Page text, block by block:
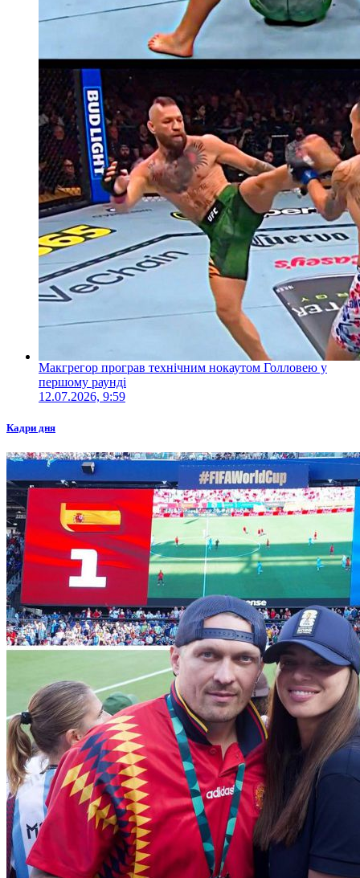
Макгрегор програв технічним нокаутом Голловею у
першому раунді
12.07.2026, 9:59
Кадри дня